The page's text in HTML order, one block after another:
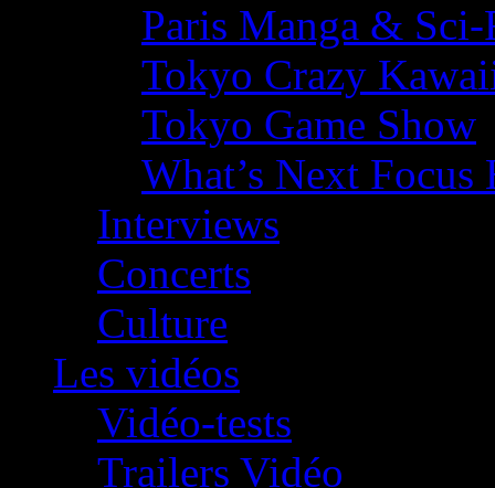
Paris Manga &
Tokyo Crazy
Tokyo Game Show
What’s Next
Interviews
Concerts
Culture
Les vidéos
Vidéo-tests
Trailers Vidéo